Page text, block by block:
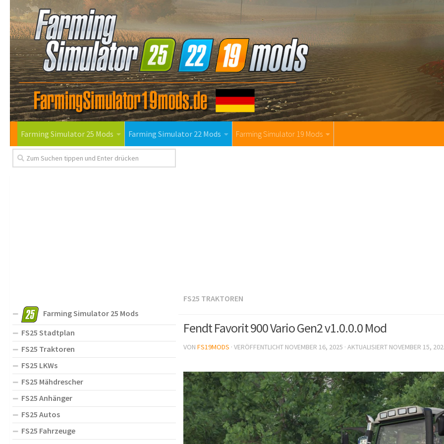
Farming Simulator 25 Mods Farming Simulator 22 Mods Farming Simulator 19 Mods
FS25 TRAKTOREN
Fendt Favorit 900 Vario Gen2 v1.0.0.0 Mod
VON FS19MODS · VERÖFFENTLICHT NOVEMBER 16, 2025 · AKTUALISIERT NOVEMBER 15,
Farming Simulator 25 Mods
FS25 Stadtplan
FS25 Traktoren
FS25 LKWs
FS25 Mähdrescher
FS25 Anhänger
FS25 Autos
FS25 Fahrzeuge